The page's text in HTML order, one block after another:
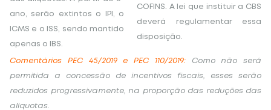
ano, serão extintos o IPI, o
ICMS e o ISS, sendo mantido
apenas o IBS.
COFINS. A lei que instituir a CBS
deverá regulamentar essa
disposição.
Comentários PEC 45/2019 e PEC 110/2019: Como não será
permitida a concessão de incentivos fiscais, esses serão
reduzidos progressivamente, na proporção das reduções das
alíquotas.